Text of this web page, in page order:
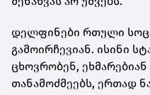
დელფინები რთული
გამოირჩევიან. ისინი
ცხოვრობენ,
თანამოძმეებს, ერთად